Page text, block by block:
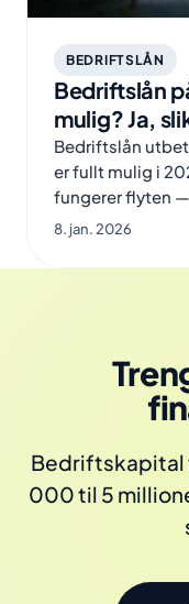
BEDRIFTSLÅN
Bedriftslån
mulig? Ja,
Bedriftslån
er fullt mulig i
fungerer flyten
8. jan. 2026
Bedriftskapital
000 til 5